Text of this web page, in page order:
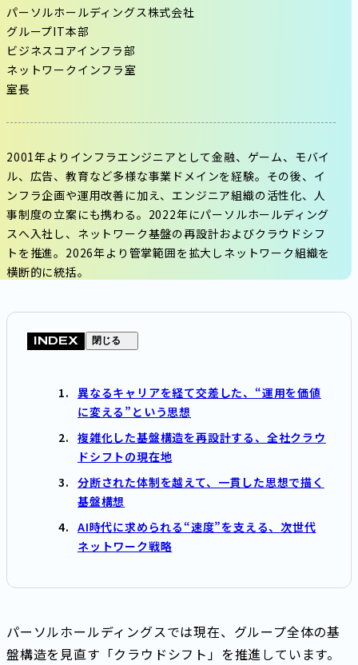
パーソルホールディングス株式会社
グループIT本部
ビジネスコアインフラ部
ネットワークインフラ室
室長
2001年よりインフラエンジニアとして金融、ゲーム、モバイ
ル、広告、教育など多様な事業ドメインを経験。その後、イ
ンフラ企画や運用改善に加え、エンジニア組織の活性化、人
事制度の立案にも携わる。2022年にパーソルホールディング
スへ入社し、ネットワーク基盤の再設計およびクラウドシフ
トを推進。2026年より管掌範囲を拡大しネットワーク組織を
横断的に統括。
INDEX 閉じる
異なるキャリアを経て交差した、“運用を価値
に変える”という思想
複雑化した基盤構造を再設計する、全社クラウ
ドシフトの現在地
分断された体制を越えて、一貫した思想で描く
基盤構想
AI時代に求められる“速度”を支える、次世代
ネットワーク戦略
パーソルホールディングスでは現在、グループ全体の基
盤構造を見直す「クラウドシフト」を推進しています。